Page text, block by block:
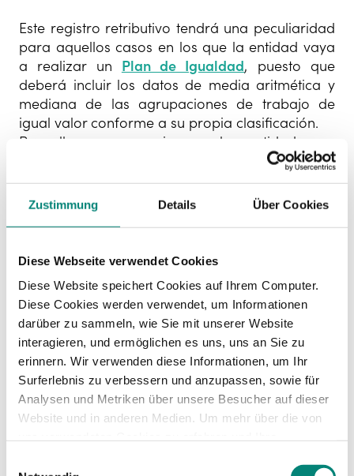
Zustimmung Details Über Cookies
Diese Webseite verwendet Cookies
Diese Website speichert Cookies auf Ihrem Computer.
Diese Cookies werden verwendet, um Informationen
darüber zu sammeln, wie Sie mit unserer Website
interagieren, und ermöglichen es uns, uns an Sie zu
erinnern. Wir verwenden diese Informationen, um Ihr
Surferlebnis zu verbessern und anzupassen, sowie für
Analysen und Metriken über unsere Besucher auf dieser
Website und in anderen Medien. Um mehr über die von
Este registro retributivo tendrá una peculiaridad
para aquellos casos en los que la entidad vaya
a realizar un Plan de Igualdad, puesto que
deberá incluir los datos de media aritmética y
mediana de las agrupaciones de trabajo de
igual valor conforme a su propia clasificación.
Por ello, es necesario que las entidades se
apresuren a realizar este registro salarial, ya
que de lo contrario será imposible visibilizar la
posible brecha salarial entre mujeres y hombres
de la plantilla ni analizar los datos para justificar
Sanciones por
incumplimiento
Por último, conviene recordar que el
incumplimiento de esta obligación por parte de
las empresas, incurriendo en diferencias
retributivas injustificadas, conlleva una sanción